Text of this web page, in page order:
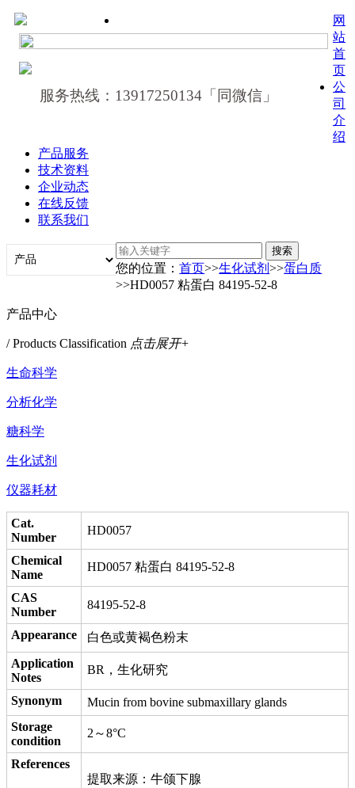
服务热线：13917250134「同微信」
网
站
首
页
公
司
介
绍
产品服务
技术资料
企业动态
在线反馈
联系我们
您的位置：首页>>生化试剂>>蛋白质
>>HD0057 粘蛋白 84195-52-8
产品中心
/ Products Classification 点击展开+
生命科学
分析化学
糖科学
生化试剂
仪器耗材
Cat.
Number
HD0057
Chemical
Name
HD0057 粘蛋白 84195-52-8
CAS
Number
84195-52-8
Appearance
白色或黄褐色粉末
Application
Notes
BR，生化研究
Synonym
Mucin from bovine submaxillary glands
Storage
condition
2～8°C
References
提取来源：牛颌下腺